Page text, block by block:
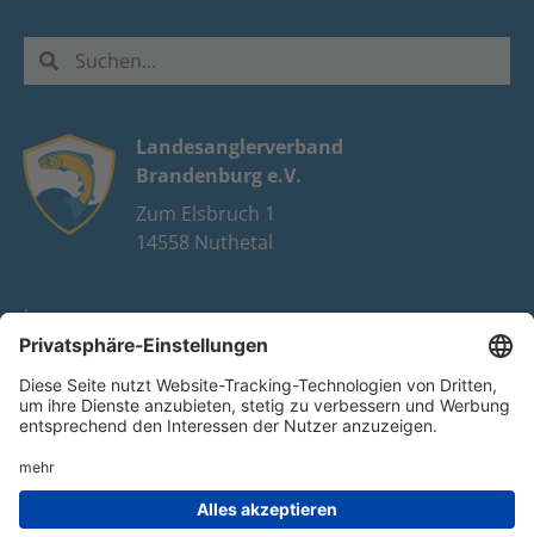
Landesanglerverband
Brandenburg e.V.
Zum Elsbruch 1
14558 Nuthetal
Impressum
Datenschutz
FAQ